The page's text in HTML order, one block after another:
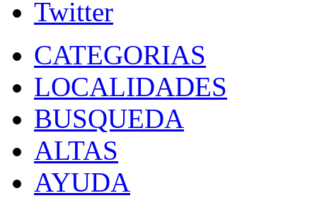
CATEGORIAS
LOCALIDADES
BUSQUEDA
ALTAS
AYUDA